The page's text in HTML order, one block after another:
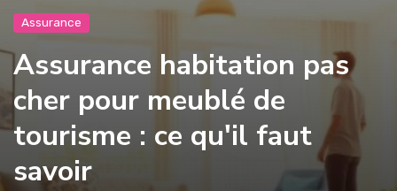
Assurance
Assurance habitation pas
cher pour meublé de
tourisme : ce qu'il faut
savoir